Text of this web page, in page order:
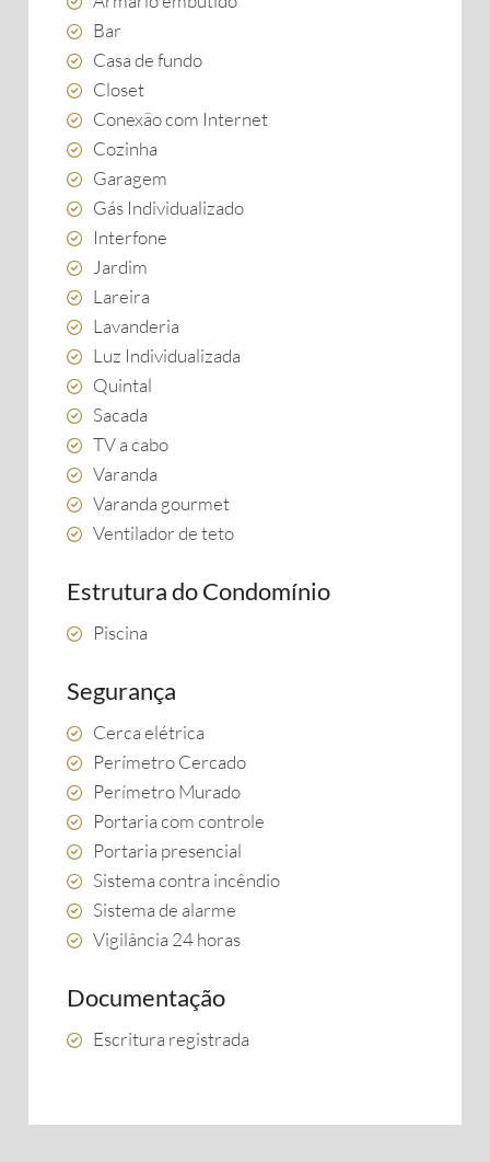
Bar
Casa de fundo
Closet
Conexão com Internet
Cozinha
Garagem
Gás Individualizado
Interfone
Jardim
Lareira
Lavanderia
Luz Individualizada
Quintal
Sacada
TV a cabo
Varanda
Varanda gourmet
Ventilador de teto
Estrutura do Condomínio
Piscina
Segurança
Cerca elétrica
Perímetro Cercado
Perímetro Murado
Portaria com controle
Portaria presencial
Sistema contra incêndio
Sistema de alarme
Vigilância 24 horas
Documentação
Escritura registrada